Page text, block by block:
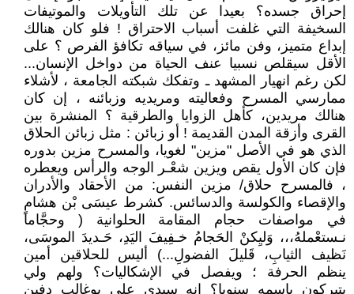
إحراق جسده؟ بعيدا عن تلك التأويلات والموتيفات
السخيفة التي غلفت أسباب الاحتراق ! فلو كان هنالك
إبداع متميز، وفن مائز، في سياقه تكافؤ الفرص ؟ على
الأقل سيقلص نسبيا عنف الحياة من دواخل الإنسان...
لكن رغم انهيار المشهد ـ وتفكك شبكته الجامعة ، لأشلاء
ممارسي المسرح وفعاليته ومريديه وزبائنه ، إن كان
هنالك مريدين، كأهل الزوايا والطرقية ؟ المنشرة بين
القرى وأزقة المدن القديمة ! أو زبائن : مثل زبائن الحلاق
الذي هو في الأصل "مزين" لغويا، والمسرح مزين بدوره
فإن كان الأول يقص ويزين شعْـر الوجه والرأس ويعطره
، فالمسرح حلاق/ مزين النفس: من الأحقاد والأدران
والإقصاء والكولسة والدسائس. كشرط عيسَى بْن هشامٍ
في مواصفات حجام المقامة الحلوانية ( وحجَّاما
نـستعْملهُ،،، وَليِكنْ الحَجامُ خـفِيفَ اليَدِ، حَـديدَ الموسَى،
نَظيف الثيابِ، قَليلَ الفضولِ...) أليس للحلاقين أمين
ينظم الحرفة ؛ ويفصل في الإشكاليات؟ ولهم ولي
يتبركون باسمه سنويا؟ إنه سيدي علي بوغالب دفين